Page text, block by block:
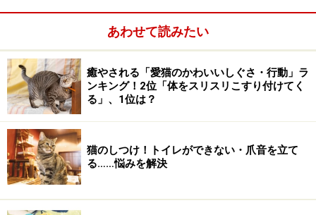
アイムス・ジャパン株式会社
ナチュラルバランス日本正規総発売元 株式会社 プラ
イム
あわせて読みたい
癒やされる「愛猫のかわいいしぐさ・行動」ラ
ンキング！2位「体をスリスリこすり付けてく
る」、1位は？
猫のしつけ！トイレができない・爪音を立て
る……悩みを解決